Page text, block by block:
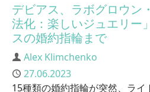
デビアス、ラボグロウン
法化：楽しいジュエリー
スの婚約指輪まで
Author
Alex Klimchenko
Published
27.06.2023
15種類の婚約指輪が突然、ライ